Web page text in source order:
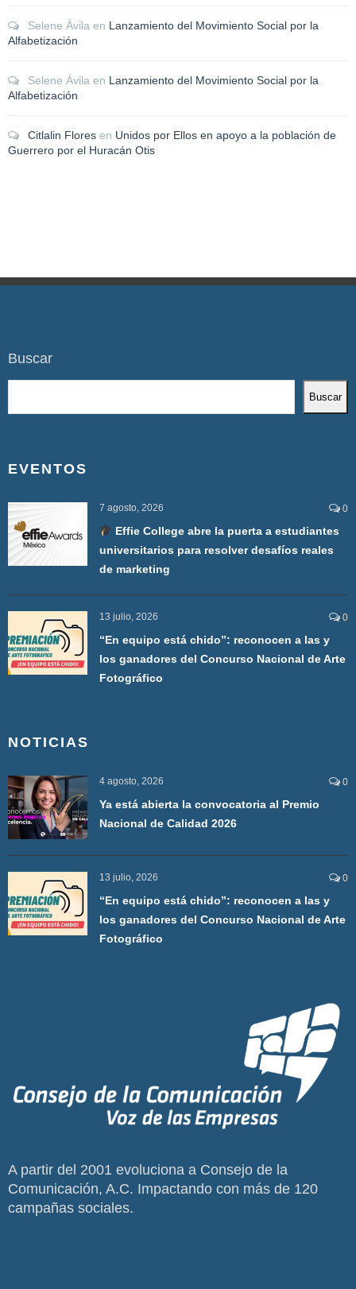
Selene Ávila en Lanzamiento del Movimiento Social por la
Alfabetización
Selene Ávila en Lanzamiento del Movimiento Social por la
Alfabetización
Citlalin Flores en Unidos por Ellos en apoyo a la población de
Guerrero por el Huracán Otis
Buscar
Buscar
EVENTOS
7 agosto, 2026 0
Effie College abre la puerta a estudiantes
universitarios para resolver desafíos reales
de marketing
13 julio, 2026 0
“En equipo está chido”: reconocen a las y
los ganadores del Concurso Nacional de Arte
Fotográfico
NOTICIAS
4 agosto, 2026 0
Ya está abierta la convocatoria al Premio
Nacional de Calidad 2026
13 julio, 2026 0
“En equipo está chido”: reconocen a las y
los ganadores del Concurso Nacional de Arte
Fotográfico
A partir del 2001 evoluciona a Consejo de la
Comunicación, A.C. Impactando con más de 120
campañas sociales.